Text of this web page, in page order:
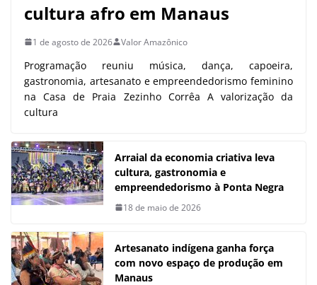
cultura afro em Manaus
1 de agosto de 2026 Valor Amazônico
Programação reuniu música, dança, capoeira,
gastronomia, artesanato e empreendedorismo feminino
na Casa de Praia Zezinho Corrêa A valorização da
cultura
Arraial da economia criativa leva
cultura, gastronomia e
empreendedorismo à Ponta Negra
18 de maio de 2026
Artesanato indígena ganha força
com novo espaço de produção em
Manaus